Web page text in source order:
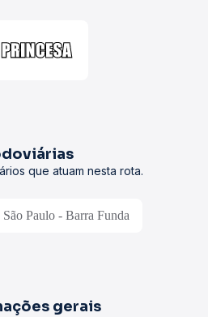
que atuam nesta rota.
São Paulo - Barra Funda
gerais